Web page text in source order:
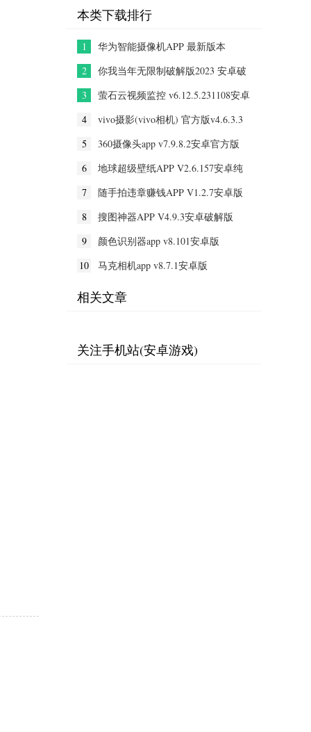
本类下载排行
1
华为智能摄像机APP 最新版本
2
你我当年无限制破解版2023 安卓破
3
萤石云视频监控 v6.12.5.231108安卓
4
vivo摄影(vivo相机) 官方版v4.6.3.3
5
360摄像头app v7.9.8.2安卓官方版
6
地球超级壁纸APP V2.6.157安卓纯
7
随手拍违章赚钱APP V1.2.7安卓版
8
搜图神器APP V4.9.3安卓破解版
9
颜色识别器app v8.101安卓版
10
马克相机app v8.7.1安卓版
相关文章
关注手机站(安卓游戏)